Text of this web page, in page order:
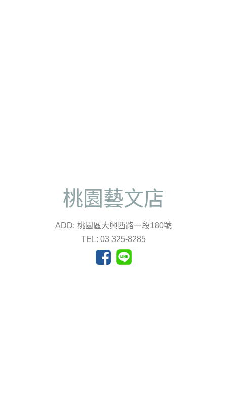
桃園藝文店
ADD: 桃園區大興西路一段180號
TEL: 03 325-8285